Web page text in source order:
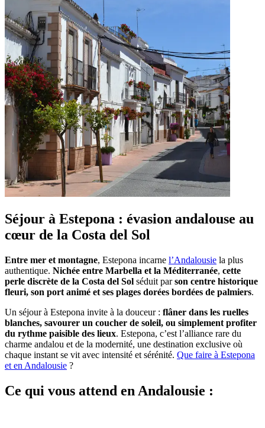
Séjour à Estepona : évasion andalouse au
cœur de la Costa del Sol
Entre mer et montagne, Estepona incarne l’Andalousie la plus
authentique. Nichée entre Marbella et la Méditerranée, cette
perle discrète de la Costa del Sol séduit parson centre historique
fleuri, son port animé et ses plages dorées bordées de palmiers.
Un séjour à Estepona invite à la douceur : flâner dans les ruelles
blanches, savourer un coucher de soleil, ou simplement profiter
du rythme paisible des lieux. Estepona, c’est l’alliance rare du
charme andalou et de la modernité, une destination exclusive où
chaque instant se vit avec intensité et sérénité. Que faire à Estepona
et en Andalousie ?
Ce qui vous attend en Andalousie :